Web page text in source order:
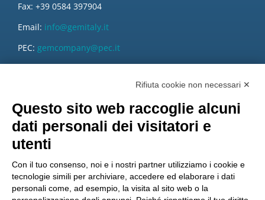
Fax: +39 0584 397904
Email: info@gemitaly.it
PEC: gemcompany@pec.it
Rifiuta cookie non necessari ✕
Questo sito web raccoglie alcuni
dati personali dei visitatori e
utenti
Con il tuo consenso, noi e i nostri partner utilizziamo i cookie e
tecnologie simili per archiviare, accedere ed elaborare i dati
personali come, ad esempio, la visita al sito web o la